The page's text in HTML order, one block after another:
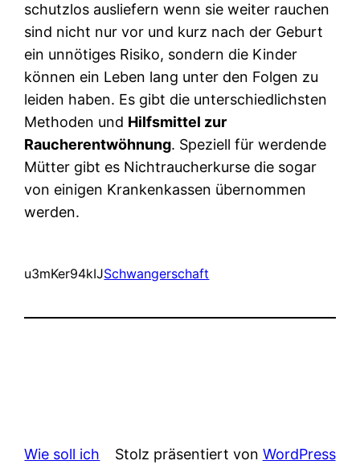
schutzlos ausliefern wenn sie weiter rauchen
sind nicht nur vor und kurz nach der Geburt
ein unnötiges Risiko, sondern die Kinder
können ein Leben lang unter den Folgen zu
leiden haben. Es gibt die unterschiedlichsten
Methoden und Hilfsmittel zur
Raucherentwöhnung. Speziell für werdende
Mütter gibt es Nichtraucherkurse die sogar
von einigen Krankenkassen übernommen
werden.
u3mKer94kIJSchwangerschaft
Wie soll ich Stolz präsentiert von WordPress